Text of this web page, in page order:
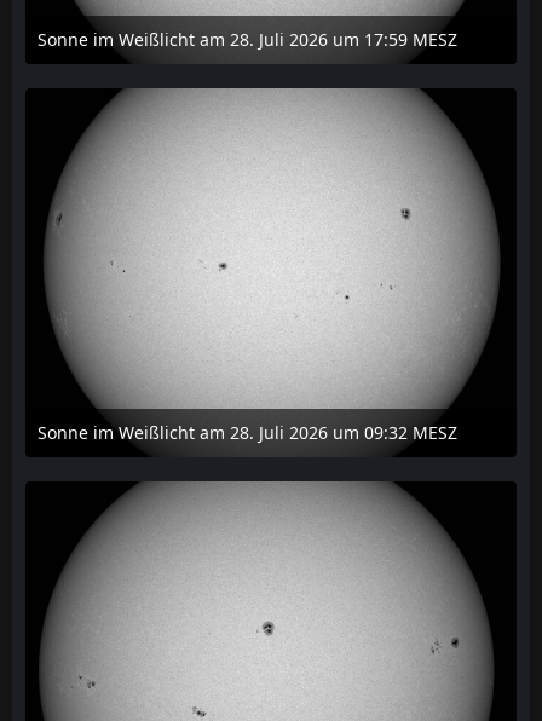
Sonne im Weißlicht am 28. Juli 2026 um 17:59 MESZ
31. Juli 2026 um 20:03
Sonne im Weißlicht am 28. Juli 2026 um 09:32 MESZ
31. Juli 2026 um 20:03